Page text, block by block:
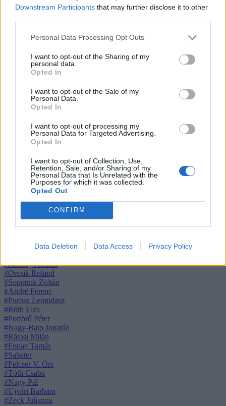
Downstream Participants that may further disclose it to other
Personal Data Processing Opt Outs
I want to opt-out of the Sharing of my
personal data.
Opted In
I want to opt-out of the Sale of my
Personal Data.
Opted In
I want to opt-out of processing my
Personal Data for Targeted Advertising.
Opted In
I want to opt-out of Collection, Use,
Retention, Sale, and/or Sharing of my
Personal Data that Is Unrelated with the
Purposes for which it was collected.
Opted Out
CONFIRM
Data Deletion Data Access Privacy Policy
#Hont András
#Schiffer András
#Nefelejcs Gergő
#Szarka Károly
#Makai Máté
#Kolek Zsolt
#Joseph Hargitai
#Dénes Ferenc
#Papp László Tamás
#Kert Attila
#Megadja Gábor
#Kustán Magyari Attila
#Kovács Tibor
#Németh Róbert
#Kollár Árpád
#Zdenyák József
#Schillinger Gyöngyvér
#Szabó Borbála
#Dobrowiecki Péter
#Jánossy András
#Orcsik Roland
#Sopotnik Zoltán
#André Ferenc
#Purosz Leonidasz
#Róth Elza
#Portörő Péter
#Nagy-Bato Jonatán
#Rátosi Milán
#Fonay Tamás
#Sabater
#Felcser V. Örs
#Tóth Csaba
#Nagy Pál
#Ujvári Barbara
#Zeck Julianna